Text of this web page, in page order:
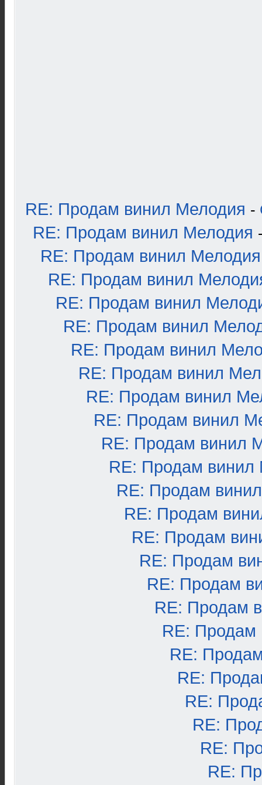
RE: Продам винил Мелодия -
RE: Продам винил Мелодия
RE: Продам винил Мелодия
RE: Продам винил
RE: Продам винил
RE: Продам винил
RE: Продам винил
RE: Продам винил
RE: Продам винил
RE: Продам винил
RE: Продам винил
RE: Продам винил
RE: Продам
RE: Продам
RE: Продам
RE: Продам
RE: Продам
RE: Продам
RE: Продам
RE:
RE:
RE:
RE:
RE:
RE: